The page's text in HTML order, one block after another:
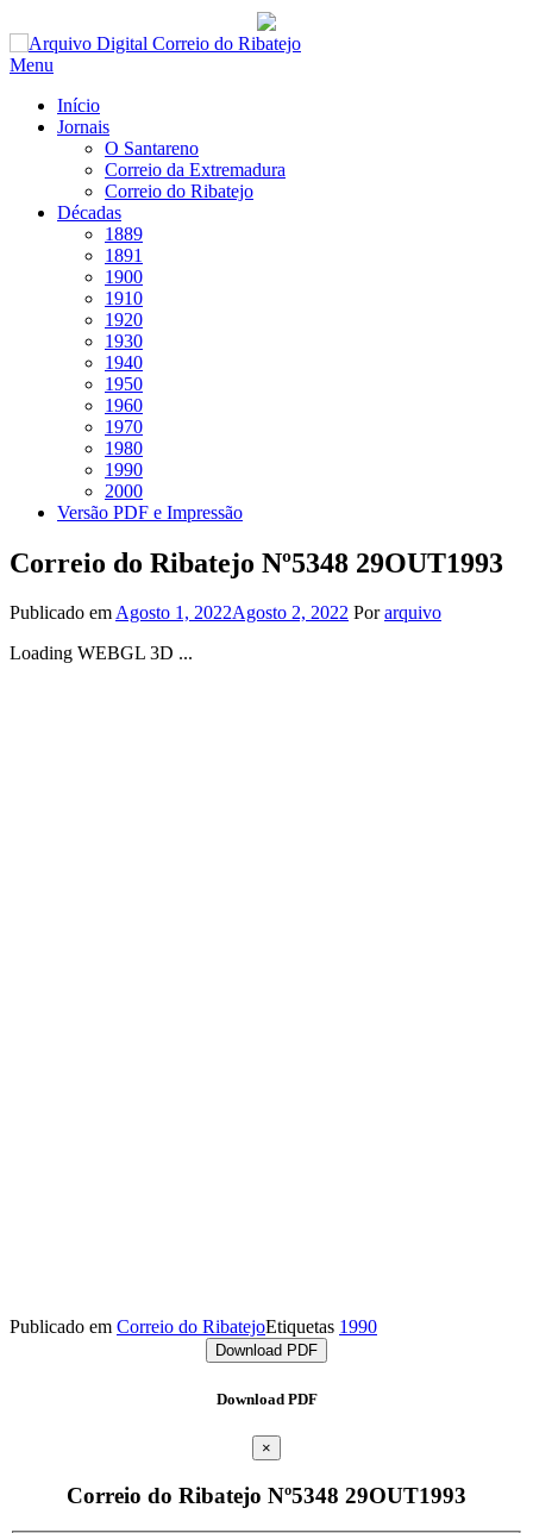
Saltar
para
Menu
Início
Jornais
O Santareno
Correio da Extremadura
Correio do Ribatejo
Décadas
1889
1891
1900
1910
1920
1930
1940
1950
1960
1970
1980
1990
2000
Versão PDF e Impressão
Correio do Ribatejo Nº5348 29OUT1993
Publicado emAgosto 1, 2022Agosto 2, 2022 Porarquivo
Loading WEBGL 3D ...
Publicado em Correio do RibatejoEtiquetas 1990
Download PDF
Download PDF
×
Correio do Ribatejo Nº5348 29OUT1993